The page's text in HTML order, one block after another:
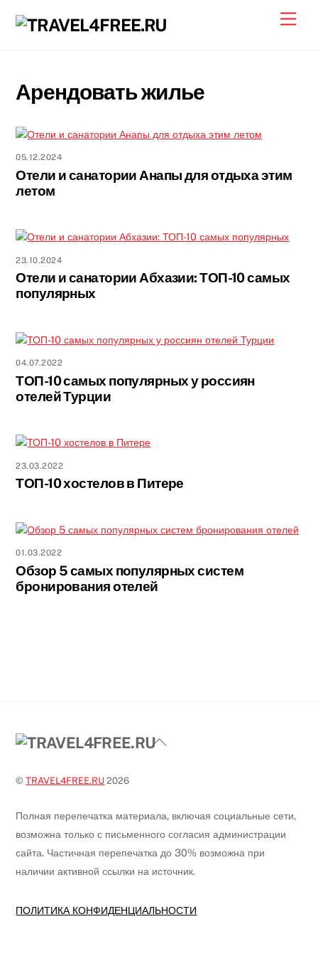
Арендовать жилье
05.12.2024
Отели и санатории Анапы для отдыха этим
летом
23.10.2024
Отели и санатории Абхазии: ТОП-10 самых
популярных
04.07.2022
ТОП-10 самых популярных у россиян
отелей Турции
23.03.2022
ТОП-10 хостелов в Питере
01.03.2022
Обзор 5 самых популярных систем
бронирования отелей
Back
©TRAVEL4FREE.RU 2026
Полная перепечатка материала, включая социальные сети,
возможна только с письменного согласия администрации
сайта. Частичная перепечатка до 30% возможна при
наличии активной ссылки на источник.
ПОЛИТИКА КОНФИДЕНЦИАЛЬНОСТИ